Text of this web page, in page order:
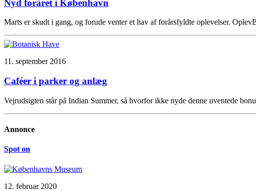
Nyd foråret i København
Marts er skudt i gang, og forude venter et hav af forårsfyldte oplevelser.
11. september 2016
Caféer i parker og anlæg
Vejrudsigten står på Indian Summer, så hvorfor ikke nyde denne uventede
Annonce
Spot on
12. februar 2020